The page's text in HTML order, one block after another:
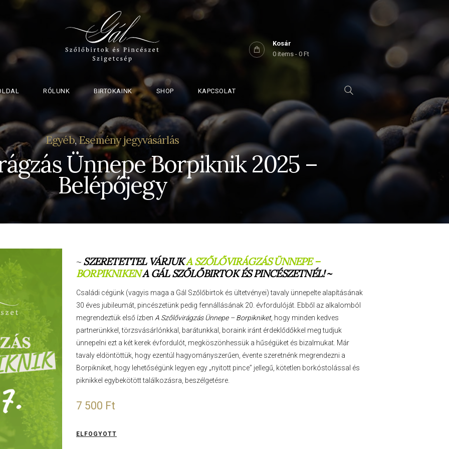
Kosár
0 items -0 Ft
RÓLUNK BIRTOKAINK SHOP KAPCSOLAT
Egyéb,Esemény jegyvásárlás
Ünnepe Borpiknik 2025 –
Belépőjegy
~ SZERETETTEL VÁRJUKA SZŐLŐVIRÁGZÁS ÜNNEPE –
BORPIKNIKENA GÁL SZŐLŐBIRTOK ÉS PINCÉSZETNÉL! ~
Családi cégünk (vagyis maga a Gál Szőlőbirtok és ültetvényei) tavaly ünnepelte alapításának
30 éves jubileumát, pincészetünk pedig fennállásának 20. évfordulóját. Ebből az alkalomból
megrendeztük első ízben A Szőlővirágzás Ünnepe – Borpikniket, hogy minden kedves
partnerünkkel, törzsvásárlónkkal, barátunkkal, boraink iránt érdeklődőkkel meg tudjuk
ünnepelni ezt a két kerek évfordulót, megköszönhessük a hűségüket és bizalmukat. Már
tavaly eldöntöttük, hogy ezentúl hagyományszerűen, évente szeretnénk megrendezni a
Borpikniket, hogy lehetőségünk legyen egy „nyitott pince” jellegű, kötetlen borkóstolással és
piknikkel egybekötött találkozásra, beszélgetésre.
7 500 Ft
ELFOGYOTT